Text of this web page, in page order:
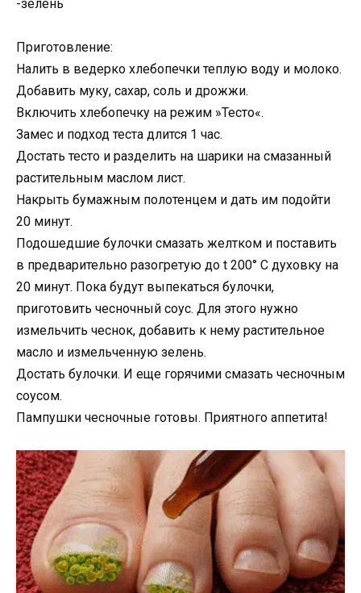
-зелень
Приготовление:
Налить в ведерко хлебопечки теплую воду и молоко.
Добавить муку, сахар, соль и дрожжи.
Включить хлебопечку на режим »Тесто«.
Замес и подход теста длится 1 час.
Достать тесто и разделить на шарики на смазанный
растительным маслом лист.
Накрыть бумажным полотенцем и дать им подойти
20 минут.
Подошедшие булочки смазать желтком и поставить
в предварительно разогретую до t 200° С духовку на
20 минут. Пока будут выпекаться булочки,
приготовить чесночный соус. Для этого нужно
измельчить чеснок, добавить к нему растительное
масло и измельченную зелень.
Достать булочки. И еще горячими смазать чесночным
соусом.
Пампушки чесночные готовы. Приятного аппетита!